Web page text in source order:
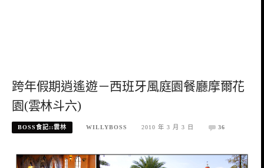
跨年假期逍遙遊－西班牙風庭園餐廳摩爾花
園(雲林斗六)
BOSS食記::雲林 WILLYBOSS 2010 年 3 月 3 日 36